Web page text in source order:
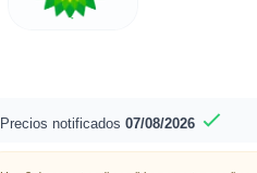
Precios notificados07/08/2026